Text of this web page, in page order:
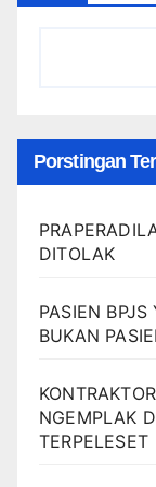
Porstingan
DITOLAK
PASIEN
BUKAN
NGEMPLAK
TERPELESET